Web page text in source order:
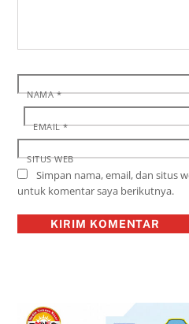
NAMA*
EMAIL*
SITUS WEB
Simpan nama, email, dan situs
untuk komentar saya berikutnya.